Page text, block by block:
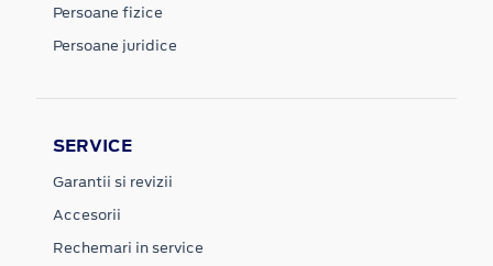
Persoane fizice
Persoane juridice
SERVICE
Garantii si revizii
Accesorii
Rechemari in service